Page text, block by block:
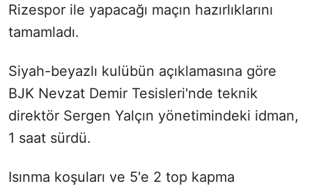
Rizespor ile yapacağı maçın hazırlıklarını
tamamladı.
Siyah-beyazlı kulübün açıklamasına göre
BJK Nevzat Demir Tesisleri'nde teknik
direktör Sergen Yalçın yönetimindeki idman,
1 saat sürdü.
Isınma koşuları ve 5'e 2 top kapma